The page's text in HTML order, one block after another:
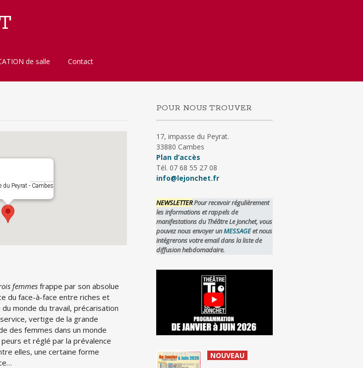
de salle Contact
Peyrat - Cambes
femmesfrappe par son absolue
du face-à-face entre riches et
monde du travail, précarisation
vertige de la grande
des femmes dans un monde
et réglé par la prévalence
elles, une certaine forme
POUR NOUS TROUVER
17, impasse du Peyrat.
33880 Cambes
Plan d’accès
Tél. 07 68 55 27 08
info@lejonchet.fr
NEWSLETTERPour recevoir régulièrement
les informations et rappels de
manifestations du Théâtre Le Jonchet, vous
pouvez nous envoyer unMESSAGEet nous
intégrerons votre email dans la liste de
diffusion hebdomadaire.
NOUVEAU